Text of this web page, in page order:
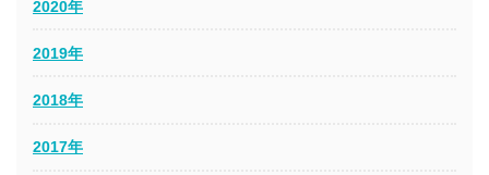
2020年
2019年
2018年
2017年